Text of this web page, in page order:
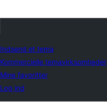
Indsend et tema
Kommercielle temavirksomheder
Mine favoritter
Log ind